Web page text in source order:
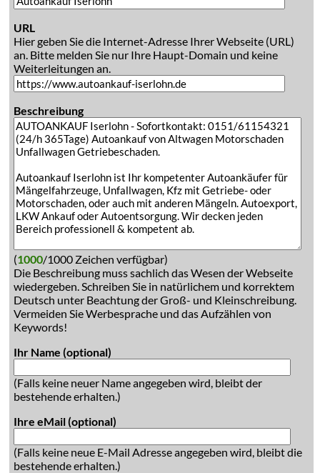
URL
Hier geben Sie die Internet-Adresse Ihrer Webseite (URL)
an. Bitte melden Sie nur Ihre Haupt-Domain und keine
Weiterleitungen an.
Beschreibung
(1000/1000 Zeichen verfügbar)
Die Beschreibung muss sachlich das Wesen der Webseite
wiedergeben. Schreiben Sie in natürlichem und korrektem
Deutsch unter Beachtung der Groß- und Kleinschreibung.
Vermeiden Sie Werbesprache und das Aufzählen von
Keywords!
Ihr Name (optional)
(Falls keine neuer Name angegeben wird, bleibt der
bestehende erhalten.)
Ihre eMail (optional)
(Falls keine neue E-Mail Adresse angegeben wird, bleibt die
bestehende erhalten.)